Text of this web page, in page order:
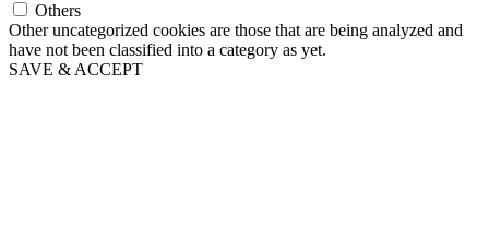
Others
Other uncategorized cookies are those that are being analyzed and
have not been classified into a category as yet.
SAVE & ACCEPT